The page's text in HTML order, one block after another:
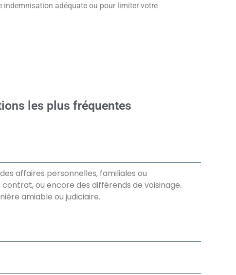
adéquate ou pour limiter votre
les plus fréquentes
affaires personnelles, familiales ou
ou encore des différends de voisinage.
amiable ou judiciaire.